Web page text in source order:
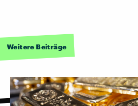
Weitere Beiträge